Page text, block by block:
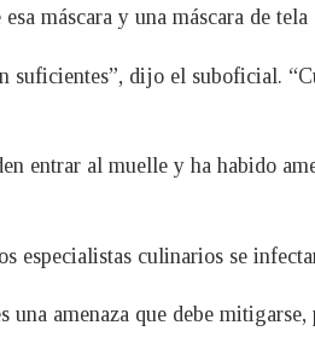
máscara y una máscara de
suficientes”, dijo el suboficial.
entrar al muelle y ha habido
especialistas culinarios se
amenaza que debe